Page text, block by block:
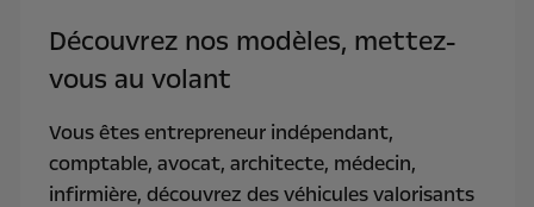
Découvrez nos modèles, mettez-
vous au volant
Vous êtes entrepreneur indépendant,
comptable, avocat, architecte, médecin,
infirmière, découvrez des véhicules valorisants